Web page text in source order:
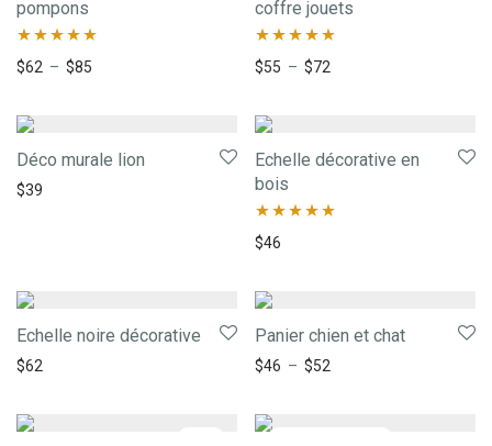
pompons
Note 5.00
$62 – $85
coffre jouets
Note 5.00
$55 – $72
Déco murale lion
$39
Echelle décorative en
bois
Note
$46
Echelle noire décorative
$62
Panier chien et chat
$46 – $52